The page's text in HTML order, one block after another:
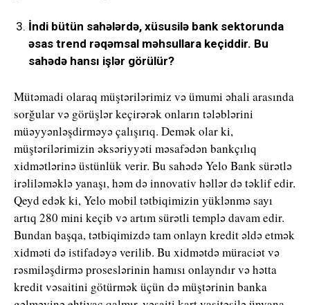
İndi bütün sahələrdə, xüsusilə bank sektorunda
əsas trend rəqəmsal məhsullara keçiddir. Bu
sahədə hansı işlər görülür?
Mütəmadi olaraq müştərilərimiz və ümumi əhali arasında
sorğular və görüşlər keçirərək onların tələblərini
müəyyənləşdirməyə çalışırıq. Demək olar ki,
müştərilərimizin əksəriyyəti məsafədən bankçılıq
xidmətlərinə üstünlük verir. Bu sahədə Yelo Bank sürətlə
irəliləməklə yanaşı, həm də innovativ həllər də təklif edir.
Qeyd edək ki, Yelo mobil tətbiqimizin yüklənmə sayı
artıq 280 mini keçib və artım sürətli templə davam edir.
Bundan başqa, tətbiqimizdə tam onlayn kredit əldə etmək
xidməti də istifadəyə verilib. Bu xidmətdə müraciət və
rəsmiləşdirmə proseslərinin hamısı onlayndır və hətta
kredit vəsaitini götürmək üçün də müştərinin banka